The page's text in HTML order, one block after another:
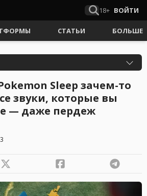
18+ ВОЙТИ
СТАТЬИ БОЛЬШЕ
Sleep зачем-то
звуки, которые вы
— даже пердеж